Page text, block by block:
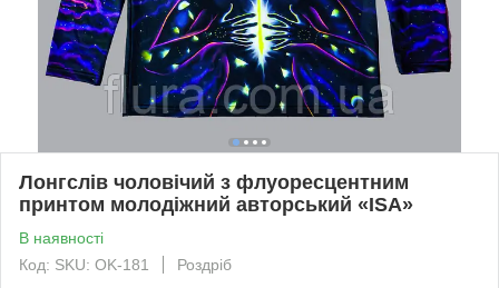
Лонгслів чоловічий з флуоресцентним
принтом молодіжний авторський «ISA»
В наявності
Код: SKU: OK-181
Роздріб